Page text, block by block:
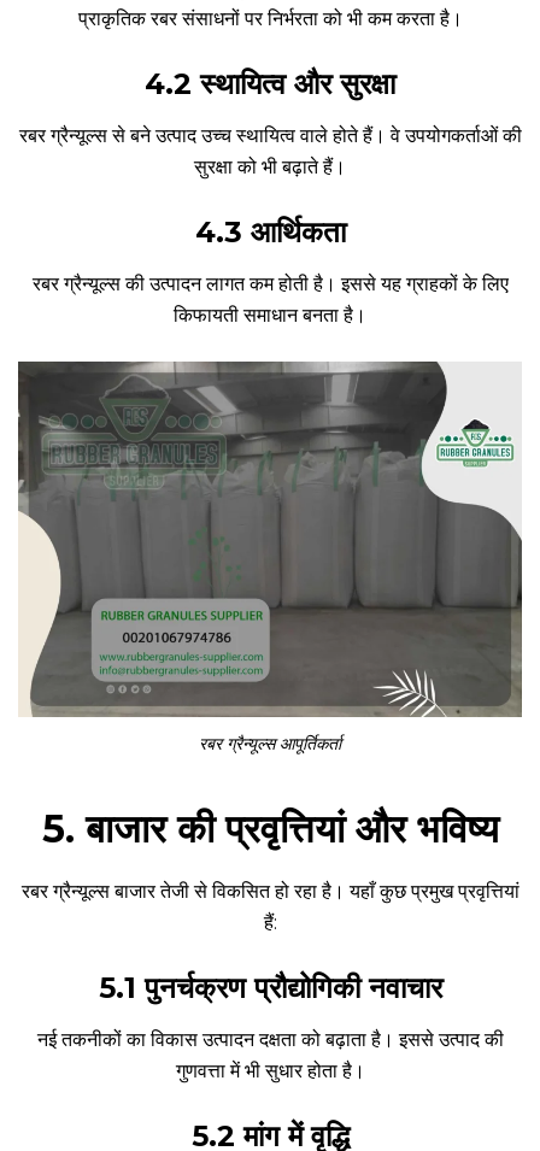
प्राकृतिक रबर संसाधनों पर निर्भरता को भी कम करता है।
4.2 स्थायित्व और सुरक्षा
रबर ग्रैन्यूल्स से बने उत्पाद उच्च स्थायित्व वाले होते हैं। वे उपयोगकर्ताओं की
सुरक्षा को भी बढ़ाते हैं।
4.3 आर्थिकता
रबर ग्रैन्यूल्स की उत्पादन लागत कम होती है। इससे यह ग्राहकों के लिए
किफायती समाधान बनता है।
रबर ग्रैन्यूल्स आपूर्तिकर्ता
5. बाजार की प्रवृत्तियां और भविष्य
रबर ग्रैन्यूल्स बाजार तेजी से विकसित हो रहा है। यहाँ कुछ प्रमुख प्रवृत्तियां
हैं:
5.1 पुनर्चक्रण प्रौद्योगिकी नवाचार
नई तकनीकों का विकास उत्पादन दक्षता को बढ़ाता है। इससे उत्पाद की
गुणवत्ता में भी सुधार होता है।
5.2 मांग में वृद्धि